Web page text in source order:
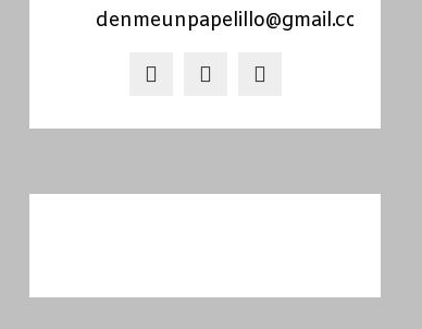
denmeunpapelillo@gmail.com